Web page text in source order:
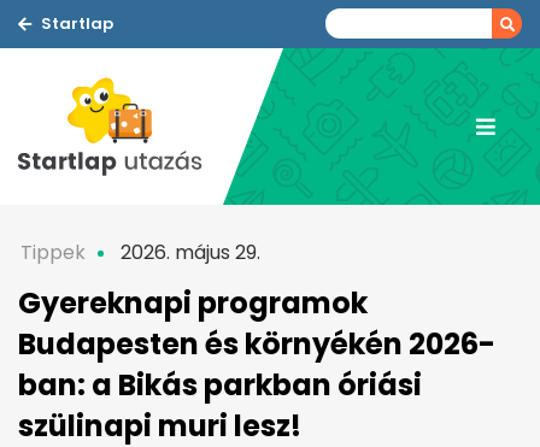
Startlap
Tippek 2026. május 29.
Gyereknapi programok
Budapesten és környékén 2026-
ban: a Bikás parkban óriási
szülinapi muri lesz!